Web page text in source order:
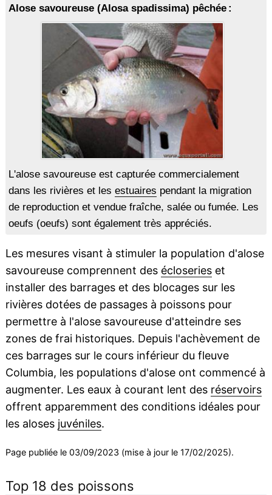
Alose savoureuse (Alosa spadissima) pêchée :
L'alose savoureuse est capturée commercialement
dans les rivières et les estuaires pendant la migration
de reproduction et vendue fraîche, salée ou fumée. Les
oeufs (oeufs) sont également très appréciés.
Les mesures visant à stimuler la population d'alose
savoureuse comprennent des écloserieset
installer des barrages et des blocages sur les
rivières dotées de passages à poissons pour
permettre à l'alose savoureuse d'atteindre ses
zones de frai historiques. Depuis l'achèvement de
ces barrages sur le cours inférieur du fleuve
Columbia, les populations d'alose ont commencé à
augmenter. Les eaux à courant lent des réservoirs
offrent apparemment des conditions idéales pour
les aloses juvéniles.
Page publiée le 03/09/2023 (mise à jour le 17/02/2025).
Top 18 des poissons